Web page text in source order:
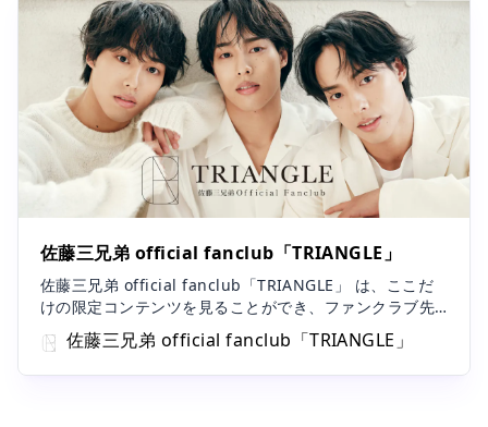
佐藤三兄弟 official fanclub「TRIANGLE」
佐藤三兄弟 official fanclub「TRIANGLE」 は、ここだ
けの限定コンテンツを見ることができ、ファンクラブ先
行などにも応募できるファンクラブサービスです。
佐藤三兄弟 official fanclub「TRIANGLE」